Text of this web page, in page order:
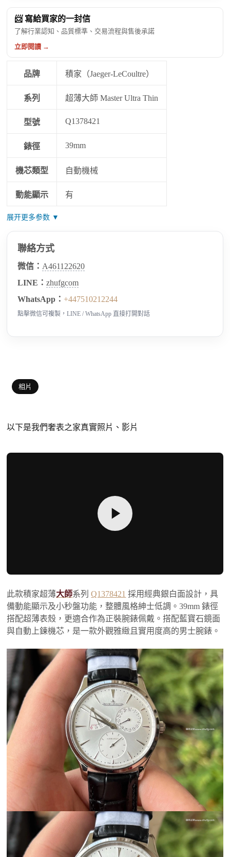
📨 寫給買家的一封信
了解行業認知、品質標準、交易流程與售後承諾
立即閱讀 →
品牌 積家（Jaeger-LeCoultre）
系列 超薄大師 Master Ultra Thin
型號 Q1378421
錶徑 39mm
機芯類型 自動機械
動能顯示 有
展开更多参数 ▼
聯絡方式
微信： A461122620
LINE：zhufgcom
WhatsApp：+447510212244
點擊微信可複製，LINE / WhatsApp 直接打開對話
相片
以下是我們奢表之家真實照片、影片
此款積家超薄大師系列Q1378421 採用經典銀白面設計，具
備動能顯示及小秒盤功能，整體風格紳士低調。39mm 錶徑
搭配超薄表殼，更適合作為正裝腕錶佩戴。搭配藍寶石鏡面
與自動上鍊機芯，是一款外觀雅緻且實用度高的男士腕錶。